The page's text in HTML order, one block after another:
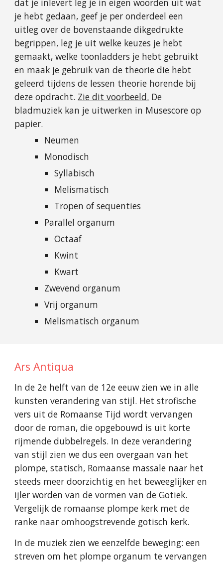
dat je inlevert leg je in eigen woorden uit wat
je hebt gedaan, geef je per onderdeel een
uitleg over de bovenstaande dikgedrukte
begrippen, leg je uit welke keuzes je hebt
gemaakt, welke toonladders je hebt gebruikt
en maak je gebruik van de theorie die hebt
geleerd tijdens de lessen theorie horende bij
deze opdracht. Zie dit voorbeeld. De
bladmuziek kan je uitwerken in Musescore op
papier.
Neumen
Monodisch
Syllabisch
Melismatisch
Tropen of sequenties
Parallel organum
Octaaf
Kwint
Kwart
Zwevend organum
Vrij organum
Melismatisch organum
Ars Antiqua
In de 2e helft van de 12e eeuw zien we in alle
kunsten verandering van stijl. Het strofische
vers uit de Romaanse Tijd wordt vervangen
door de roman, die opgebouwd is uit korte
rijmende dubbelregels. In deze verandering
van stijl zien we dus een overgaan van het
plompe, statisch, Romaanse massale naar het
steeds meer doorzichtig en het beweeglijker en
ijler worden van de vormen van de Gotiek.
Vergelijk de romaanse plompe kerk met de
ranke naar omhoogstrevende gotisch kerk.
In de muziek zien we eenzelfde beweging: een
streven om het plompe organum te vervangen